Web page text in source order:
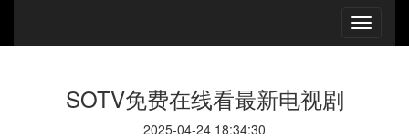
SOTV免费在线看最新电视剧
2025-04-24 18:34:30